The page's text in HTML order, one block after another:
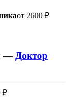
от 2600 ₽
— Доктор
₽